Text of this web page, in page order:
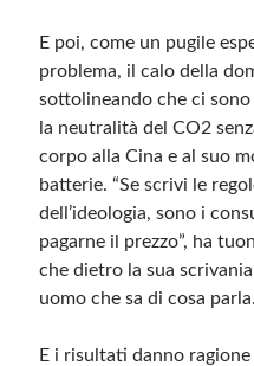
E poi, come un pugile
problema, il calo della
sottolineando che ci
la neutralità del CO2
corpo alla Cina e al suo
batterie. “Se scrivi le
dell’ideologia, sono i
pagarne il prezzo”, ha
che dietro la sua
uomo che sa di cosa parla.
E i risultati danno